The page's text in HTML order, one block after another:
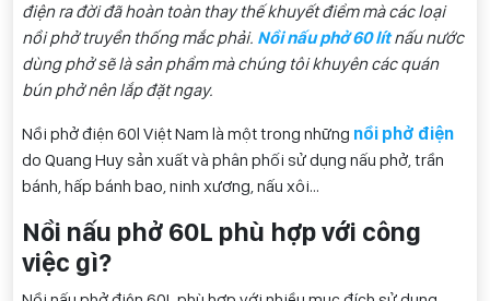
điện ra đời đã hoàn toàn thay thế khuyết điểm mà các loại
nồi phở truyền thống mắc phải. Nồi nấu phở 60 lítnấu nước
dùng phở sẽ là sản phẩm mà chúng tôi khuyên các quán
bún phở nên lắp đặt ngay.
Nồi phở điện 60l Việt Nam là một trong những nồi phở điện
do Quang Huy sản xuất và phân phối sử dụng nấu phở, trần
bánh, hấp bánh bao, ninh xương, nấu xôi…
Nồi nấu phở 60L phù hợp với công
việc gì?